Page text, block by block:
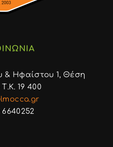
& Ηφαίστου 1, Θέση
19 400
6640252